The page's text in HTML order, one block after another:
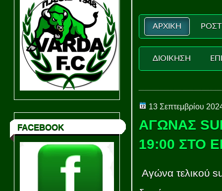
FACEBOOK
ΑΡΧΙΚΗ
ΔΙΟΙΚΗΣΗ
13 Σεπτεμβρίου
ΑΓΩΝΑΣ
19:00 ΣΤΟ
Αγώνα τελικού